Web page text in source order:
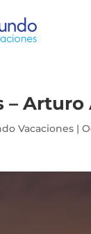
– Arturo
Vacaciones|